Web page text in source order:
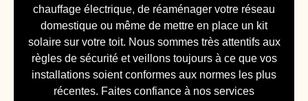
chauffage électrique, de réaménager votre réseau
domestique ou même de mettre en place un kit
solaire sur votre toit. Nous sommes très attentifs aux
règles de sécurité et veillons toujours à ce que vos
installations soient conformes aux normes les plus
récentes. Faites confiance à nos services